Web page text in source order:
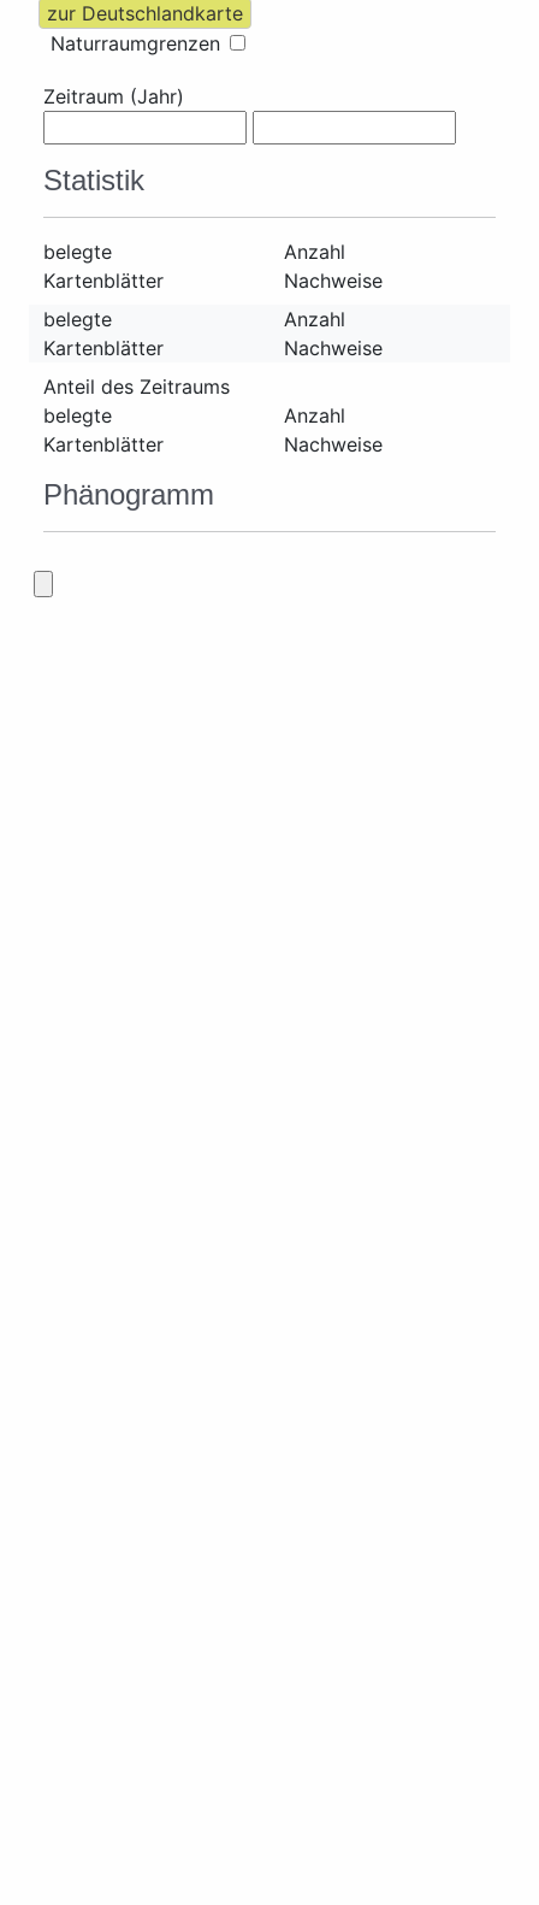
Naturraumgrenzen
Zeitraum (Jahr)
Statistik
belegte
Kartenblätter
Anzahl
Nachweise
belegte
Kartenblätter
Anzahl
Nachweise
Anteil des Zeitraums
belegte
Kartenblätter
Anzahl
Nachweise
Phänogramm